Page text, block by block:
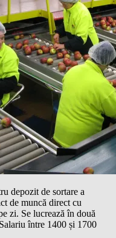
depozit de sortare a
de muncă direct cu
zi. Se lucrează în două
între 1400 și 1700